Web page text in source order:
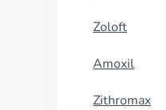
Zoloft
Amoxil
Zithromax